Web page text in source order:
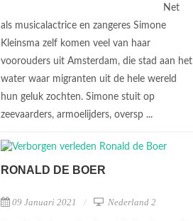
Net
als musicalactrice en zangeres Simone
Kleinsma zelf komen veel van haar
voorouders uit Amsterdam, die stad aan het
water waar migranten uit de hele wereld
hun geluk zochten. Simone stuit op
zeevaarders, armoelijders, oversp ...
RONALD DE BOER
09 Januari 2021 Nederland 2